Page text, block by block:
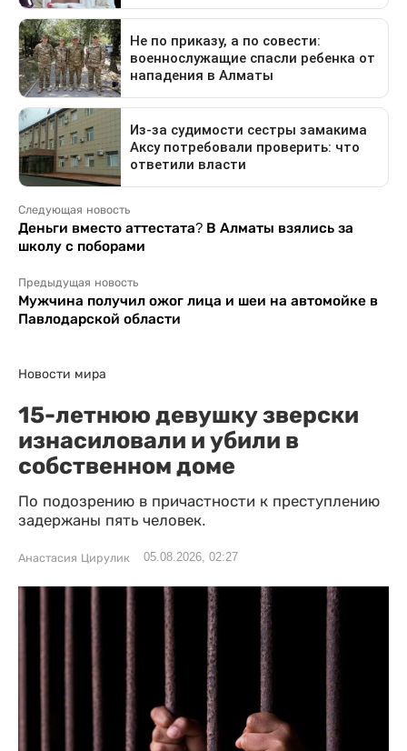
Следующая новость
Деньги вместо аттестата? В Алматы взялись за
школу с поборами
Предыдущая новость
Мужчина получил ожог лица и шеи на автомойке в
Павлодарской области
Новости мира
15-летнюю девушку зверски
изнасиловали и убили в
собственном доме
По подозрению в причастности к преступлению
задержаны пять человек.
Анастасия Цирулик 05.08.2026, 02:27